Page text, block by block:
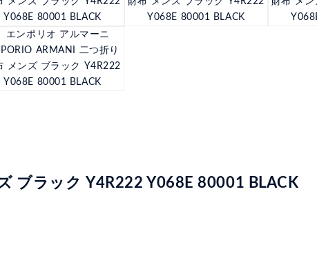
ブラック Y4R222 Y068E 80001 BLACK